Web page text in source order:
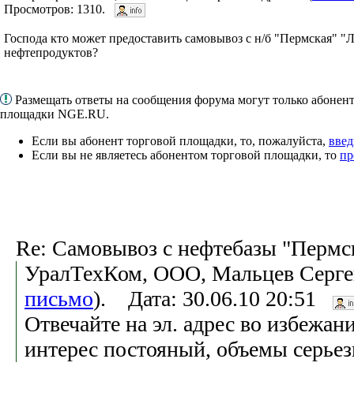
Просмотров: 1310.
Господа кто может предоставить самовывоз с н/б
нефтепродуктов?
Размещать ответы на сообщения форума могут только
площадки NGE.RU.
Если вы абонент торговой площадки, то, пожалуйста,
Если вы не являетесь абонентом торговой площадки, то
Re: Самовывоз с нефтебазы
УралТехКом, ООО, Мальцев
письмо). Дата: 30.06.10 20:51
Отвечайте на эл. адрес во
интерес постояный, объемы